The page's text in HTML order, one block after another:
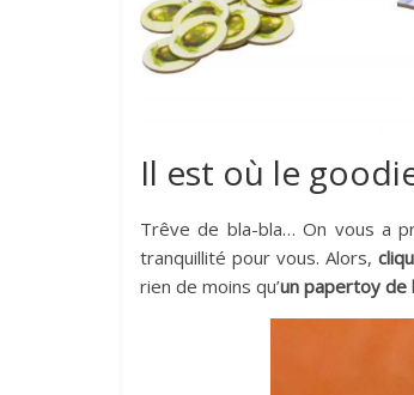
Il est où le
Trêve de bla-bla… On vous a
tranquillité pour vous. Alors,
rien de moins qu’un papertoy de